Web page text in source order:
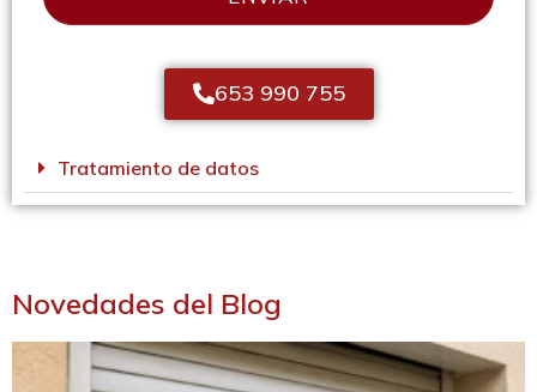
653 990 755
Tratamiento de datos
Novedades del Blog